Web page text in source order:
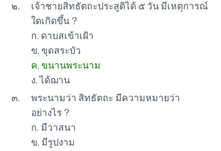
๒.
เจ้าชายสิทธัตถะประสูติได้ ๕ วัน มีเหตุการณ์
ใดเกิดขึ้น ?
ก. ดาบสเข้าเฝ้า
ข. ขุดสระบัว
ค. ขนานพระนาม
ง. ได้ฌาน
๓.
พระนามว่า สิทธัตถะ มีความหมายว่า
อย่างไร ?
ก. มีวาสนา
ข. มีรูปงาม